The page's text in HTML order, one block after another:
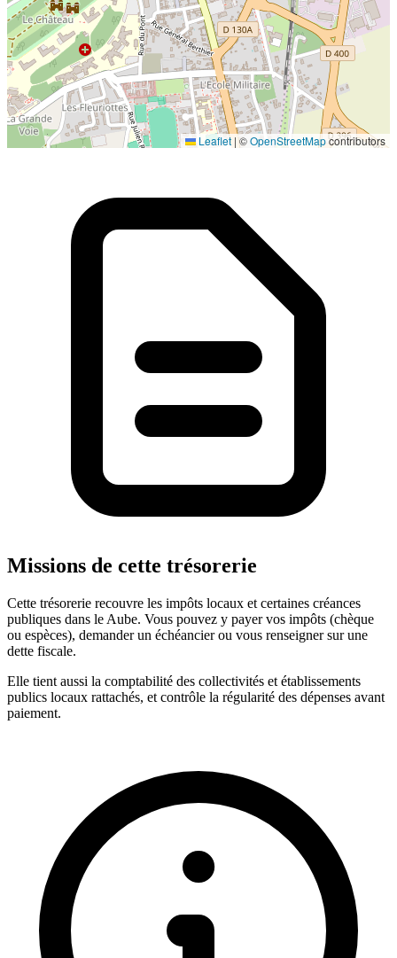
Localisation en cours...
Leaflet |©OpenStreetMapcontributors
Missions de cette trésorerie
Cette trésorerie recouvre les impôts locaux et certaines créances
publiques dans le Aube. Vous pouvez y payer vos impôts (chèque
ou espèces), demander un échéancier ou vous renseigner sur une
dette fiscale.
Elle tient aussi la comptabilité des collectivités et établissements
publics locaux rattachés, et contrôle la régularité des dépenses avant
paiement.